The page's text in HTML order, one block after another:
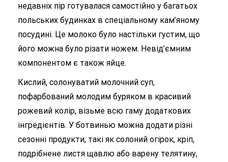
недавніх пір готувалася самостійно у багатьох
польських будинках в спеціальному кам’яному
посудині. Це молоко було настільки густим, що
його можна було різати ножем. Невід’ємним
компонентом є також яйце.
Кислий, солонуватий молочний суп,
пофарбований молодим буряком в красивий
рожевий колір, візьме всю гаму додаткових
інгредієнтів. У ботвинью можна додати різні
сезонні продукти, такі як солоний огірок, кріп,
подрібнене листя щавлю або варену телятину,